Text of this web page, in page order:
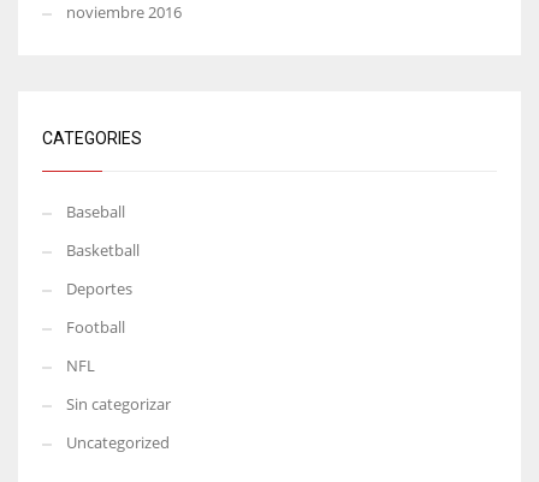
noviembre 2016
CATEGORIES
Baseball
Basketball
Deportes
Football
NFL
Sin categorizar
Uncategorized